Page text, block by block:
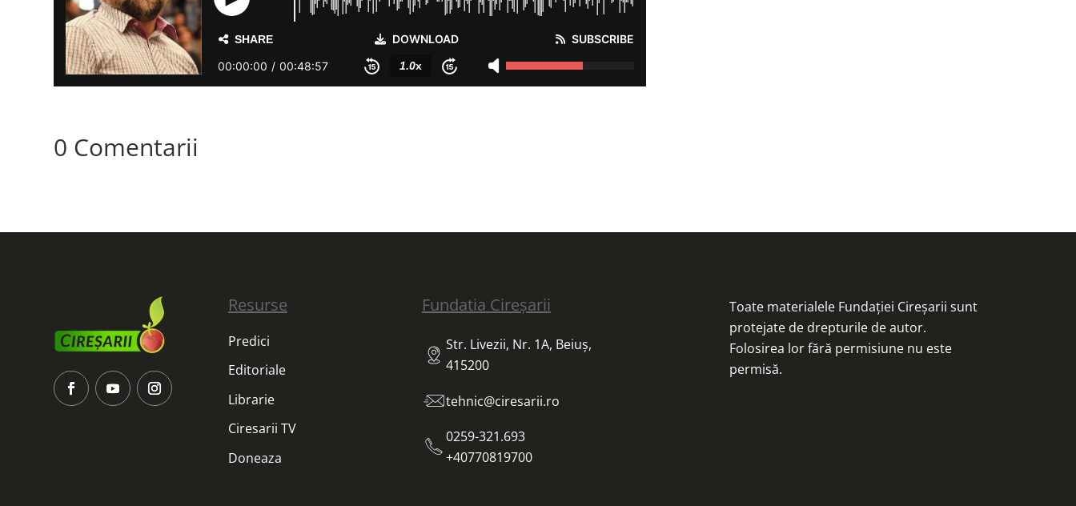
0 Comentarii
Resurse
Predici
Editoriale
Librarie
Ciresarii TV
Doneaza
Fundatia Cireșarii
Str. Livezii, Nr. 1A, Beiuș,
415200
tehnic@ciresarii.ro
0259-321.693
+40770819700
Toate materialele Fundației Cireșarii sunt
protejate de drepturile de autor.
Folosirea lor fără permisiune nu este
permisă.